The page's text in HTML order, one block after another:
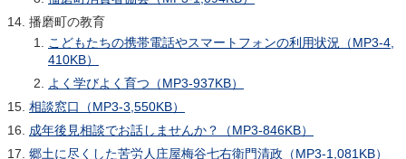
播磨町の教育
こどもたちの携帯電話やスマートフォンの利用状況（MP3-4,
410KB）
よく学びよく育つ（MP3-937KB）
相談窓口（MP3-3,550KB）
成年後見相談でお話しませんか？（MP3-846KB）
郷土に尽くした苦労人庄屋梅谷七右衛門清政（MP3-1,081KB）